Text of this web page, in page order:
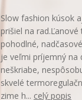
Slow fashion kúsok
prišiel na
pohodlné,
je veľmi príjemný na
neškriabe,
skvelé
zime h... celý popis